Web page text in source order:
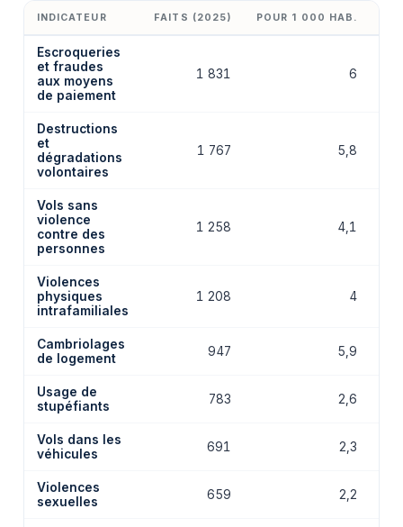
INDICATEUR FAITS (2025) POUR 1 000 HAB.
Escroqueries
et fraudes
aux moyens
de paiement
1 831 6
Destructions
et
dégradations
volontaires
1 767 5,8
Vols sans
violence
contre des
personnes
1 258 4,1
Violences
physiques
intrafamiliales
1 208 4
Cambriolages
de logement
947 5,9
Usage de
stupéfiants
783 2,6
Vols dans les
véhicules
691 2,3
Violences
sexuelles
659 2,2